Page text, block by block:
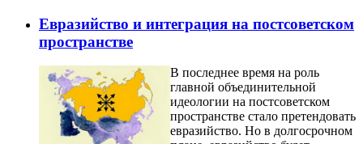
Евразийство и интеграция на постсоветском
пространстве
В последнее время на роль
главной объединительной
идеологии на постсоветском
пространстве стало претендовать
евразийство. Но в долгосрочном